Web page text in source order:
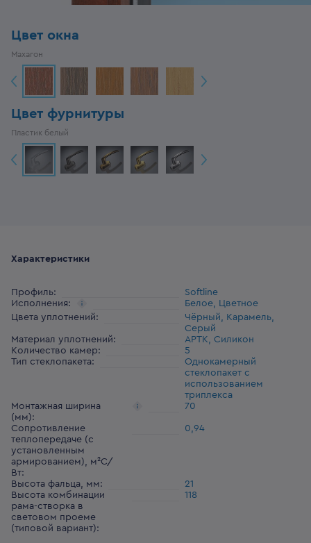
Цвет окна
Махагон
Цвет фурнитуры
Пластик белый
Характеристики
Профиль:
Softline
Исполнения:
Белое, Цветное
Цвета уплотнений:
Чёрный, Карамель,
Серый
Материал уплотнений:
АРТК, Силикон
Количество камер:
5
Тип стеклопакета:
Однокамерный
стеклопакет с
использованием
триплекса
Монтажная ширина
(мм):
70
Сопротивление
теплопередаче (с
установленным
армированием), м²С/
Вт:
0,94
Высота фальца, мм:
21
Высота комбинации
рама-створка в
световом проеме
(типовой вариант):
118